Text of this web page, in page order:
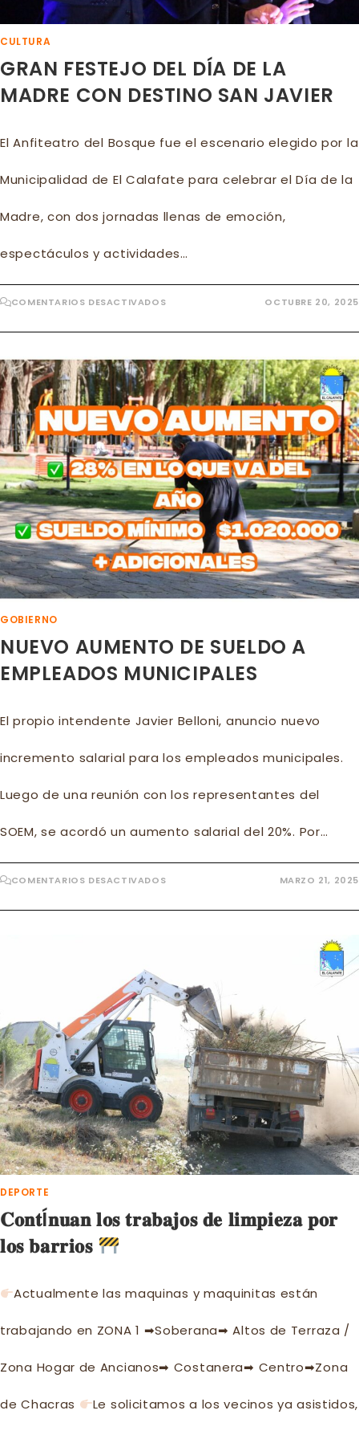
CULTURA
GRAN FESTEJO DEL DÍA DE LA
MADRE CON DESTINO SAN JAVIER
El Anfiteatro del Bosque fue el escenario elegido por la
Municipalidad de El Calafate para celebrar el Día de la
Madre, con dos jornadas llenas de emoción,
espectáculos y actividades…
COMENTARIOS DESACTIVADOSEN
DEL
LA
MADRE
CON
DESTINO
SAN
JAVIER
OCTUBRE 20, 2025
GOBIERNO
NUEVO AUMENTO DE SUELDO A
EMPLEADOS MUNICIPALES
El propio intendente Javier Belloni, anuncio nuevo
incremento salarial para los empleados municipales.
Luego de una reunión con los representantes del
SOEM, se acordó un aumento salarial del 20%. Por…
COMENTARIOS DESACTIVADOSEN
DE
MARZO 21, 2025
DEPORTE
𝐂𝐨𝐧𝐭Í𝐧𝐮𝐚𝐧 𝐥𝐨𝐬 𝐭𝐫𝐚𝐛𝐚𝐣𝐨𝐬 𝐝𝐞 𝐥𝐢𝐦𝐩𝐢𝐞𝐳𝐚 𝐩𝐨𝐫
𝐥𝐨𝐬 𝐛𝐚𝐫𝐫𝐢𝐨𝐬
Actualmente las maquinas y maquinitas están
trabajando en ZONA 1 ➡Soberana➡ Altos de Terraza /
Zona Hogar de Ancianos➡ Costanera➡ Centro➡Zona
de Chacras Le solicitamos a los vecinos ya asistidos,